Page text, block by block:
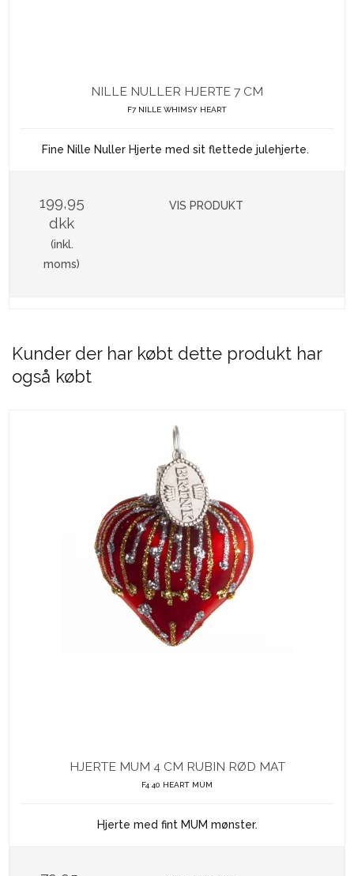
NILLE NULLER HJERTE 7 CM
F7 NILLE WHIMSY HEART
Fine Nille Nuller Hjerte med sit flettede julehjerte.
199,95
dkk
(inkl.
moms)
VIS PRODUKT
Kunder der har købt dette produkt har
også købt
HJERTE MUM 4 CM RUBIN RØD MAT
F4 40 HEART MUM
Hjerte med fint MUM mønster.